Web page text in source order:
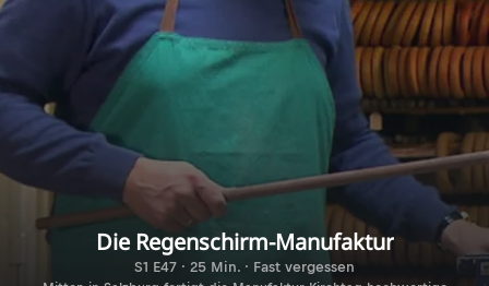
Die Regenschirm-Manufaktur
S1 E47 · 25 Min. · Fast vergessen